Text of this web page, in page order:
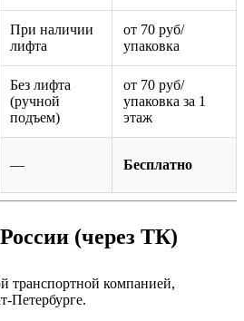
При наличии
лифта
от 70 руб/
упаковка
Без лифта
(ручной
подъем)
от 70 руб/
упаковка за 1
этаж
— Бесплатно
(через ТК)
транспортной компанией,
Петербурге.